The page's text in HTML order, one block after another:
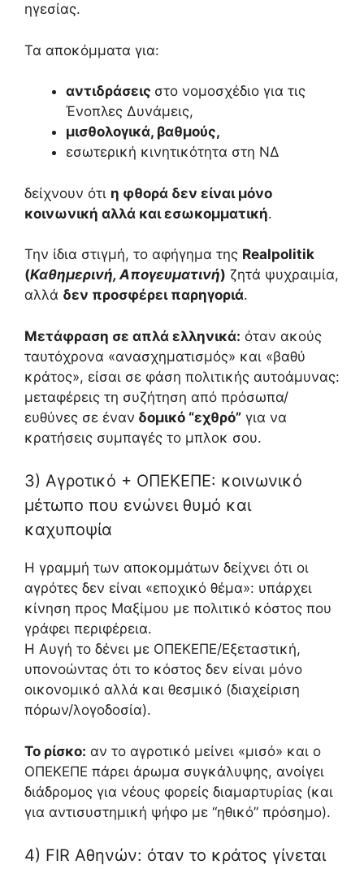
ηγεσίας.
Τα αποκόμματα για:
αντιδράσεις στο νομοσχέδιο για τις
Ένοπλες Δυνάμεις,
μισθολογικά, βαθμούς,
εσωτερική κινητικότητα στη ΝΔ
δείχνουν ότι η φθορά δεν είναι μόνο
κοινωνική αλλά και εσωκομματική.
Την ίδια στιγμή, το αφήγημα της Realpolitik
(Καθημερινή, Απογευματινή) ζητά ψυχραιμία,
αλλά δεν προσφέρει παρηγοριά.
Μετάφραση σε απλά ελληνικά: όταν ακούς
ταυτόχρονα «ανασχηματισμός» και «βαθύ
κράτος», είσαι σε φάση πολιτικής αυτοάμυνας:
μεταφέρεις τη συζήτηση από πρόσωπα/
ευθύνες σε έναν δομικό “εχθρό” για να
κρατήσεις συμπαγές το μπλοκ σου.
3) Αγροτικό + ΟΠΕΚΕΠΕ: κοινωνικό
μέτωπο που ενώνει θυμό και
καχυποψία
Η γραμμή των αποκομμάτων δείχνει ότι οι
αγρότες δεν είναι «εποχικό θέμα»: υπάρχει
κίνηση προς Μαξίμου με πολιτικό κόστος που
γράφει περιφέρεια.
Η Αυγή το δένει με ΟΠΕΚΕΠΕ/Εξεταστική,
υπονοώντας ότι το κόστος δεν είναι μόνο
οικονομικό αλλά και θεσμικό (διαχείριση
πόρων/λογοδοσία).
Το ρίσκο: αν το αγροτικό μείνει «μισό» και ο
ΟΠΕΚΕΠΕ πάρει άρωμα συγκάλυψης, ανοίγει
διάδρομος για νέους φορείς διαμαρτυρίας (και
για αντισυστημική ψήφο με “ηθικό” πρόσημο).
4) FIR Αθηνών: όταν το κράτος γίνεται